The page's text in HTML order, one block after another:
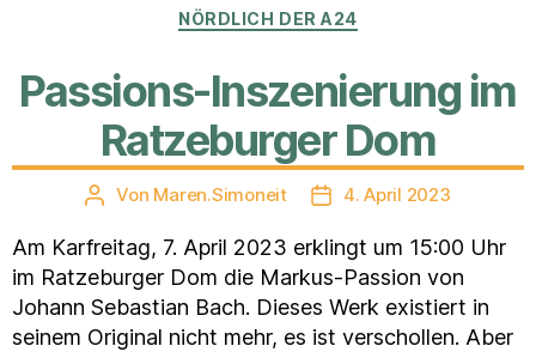
Kategorien
NÖRDLICH DER A24
Passions-Inszenierung im
Ratzeburger Dom
Beitragsautor
Von Maren.Simoneit Veröffentlichungsdatum
4. April 2023
Am Karfreitag, 7. April 2023 erklingt um 15:00 Uhr
im Ratzeburger Dom die Markus-Passion von
Johann Sebastian Bach. Dieses Werk existiert in
seinem Original nicht mehr, es ist verschollen. Aber